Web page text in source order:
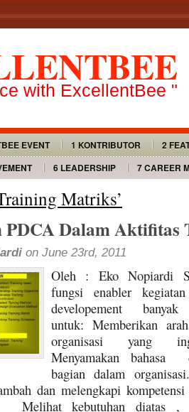
with ExcellentBee "
EVENT 1 KONTRIBUTOR
2
6 LEADERSHIP 7 CAREER
Matriks’
Dalam Aktifitas
on June 23rd, 2011
Oleh : Eko Nopiardi
fungsi enabler
developement banyak
untuk: Memberikan
organisasi yang
Menyamakan bahasa
bagian dalam
dan melengkapi
Melihat kebutuhan diatas ,